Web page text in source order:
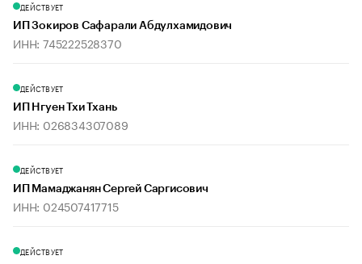
ДЕЙСТВУЕТ
ИП Зокиров Сафарали Абдулхамидович
ИНН: 745222528370
ДЕЙСТВУЕТ
ИП Нгуен Тхи Тхань
ИНН: 026834307089
ДЕЙСТВУЕТ
ИП Мамаджанян Сергей Саргисович
ИНН: 024507417715
ДЕЙСТВУЕТ